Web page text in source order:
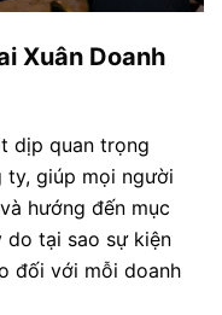
Xuân Doanh
dịp quan trọng
ty, giúp mọi người
hướng đến mục
do tại sao sự kiện
đối với mỗi doanh